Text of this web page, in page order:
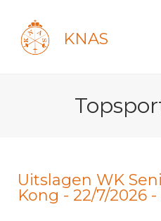
KNAS
Polls
Lidmaatschap
Introductie
Wat is topsport
Informatie
Uitslagen WK
Kong - 22/7/2026